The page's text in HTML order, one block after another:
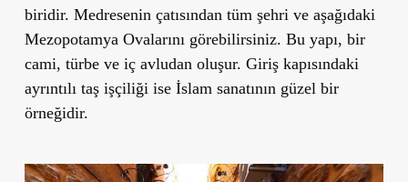
biridir. Medresenin çatısından tüm şehri ve aşağıdaki
Mezopotamya Ovalarını görebilirsiniz. Bu yapı, bir
cami, türbe ve iç avludan oluşur. Giriş kapısındaki
ayrıntılı taş işçiliği ise İslam sanatının güzel bir
örneğidir.